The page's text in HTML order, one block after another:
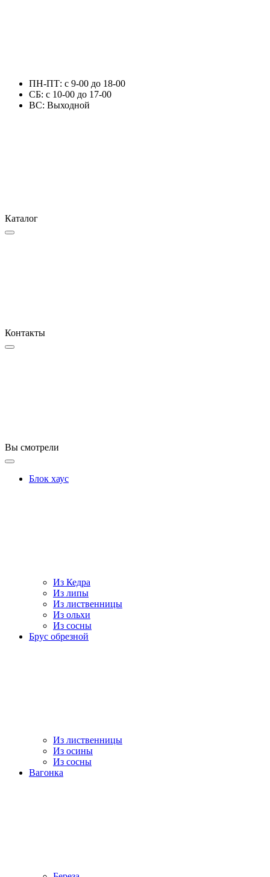
ПН-ПТ: с 9-00 до 18-00
СБ: с 10-00 до 17-00
ВС: Выходной
Каталог
Контакты
Вы смотрели
Блок хаус
Из Кедра
Из липы
Из лиственницы
Из ольхи
Из сосны
Брус обрезной
Из лиственницы
Из осины
Из сосны
Вагонка